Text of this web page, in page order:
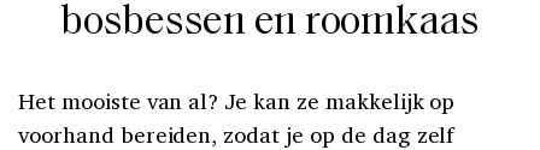
bosbessen en roomkaas
Het mooiste van al? Je kan ze makkelijk op
voorhand bereiden, zodat je op de dag zelf